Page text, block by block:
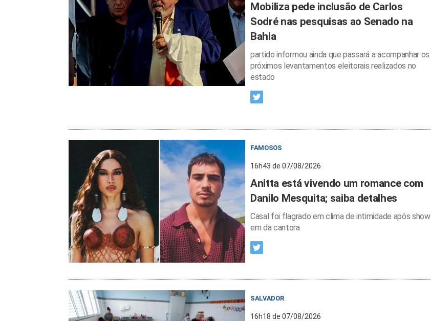
Mobiliza pede inclusão de Carlos
Sodré nas pesquisas ao Senado na
Bahia
partido informou ainda que passará a acompanhar os
próximos levantamentos eleitorais realizados no
estado
FAMOSOS
16h43 de 07/08/2026
Anitta está vivendo um romance com
Danilo Mesquita; saiba detalhes
Casal foi flagrado em clima de intimidade após show
em da cantora
SALVADOR
16h18 de 07/08/2026